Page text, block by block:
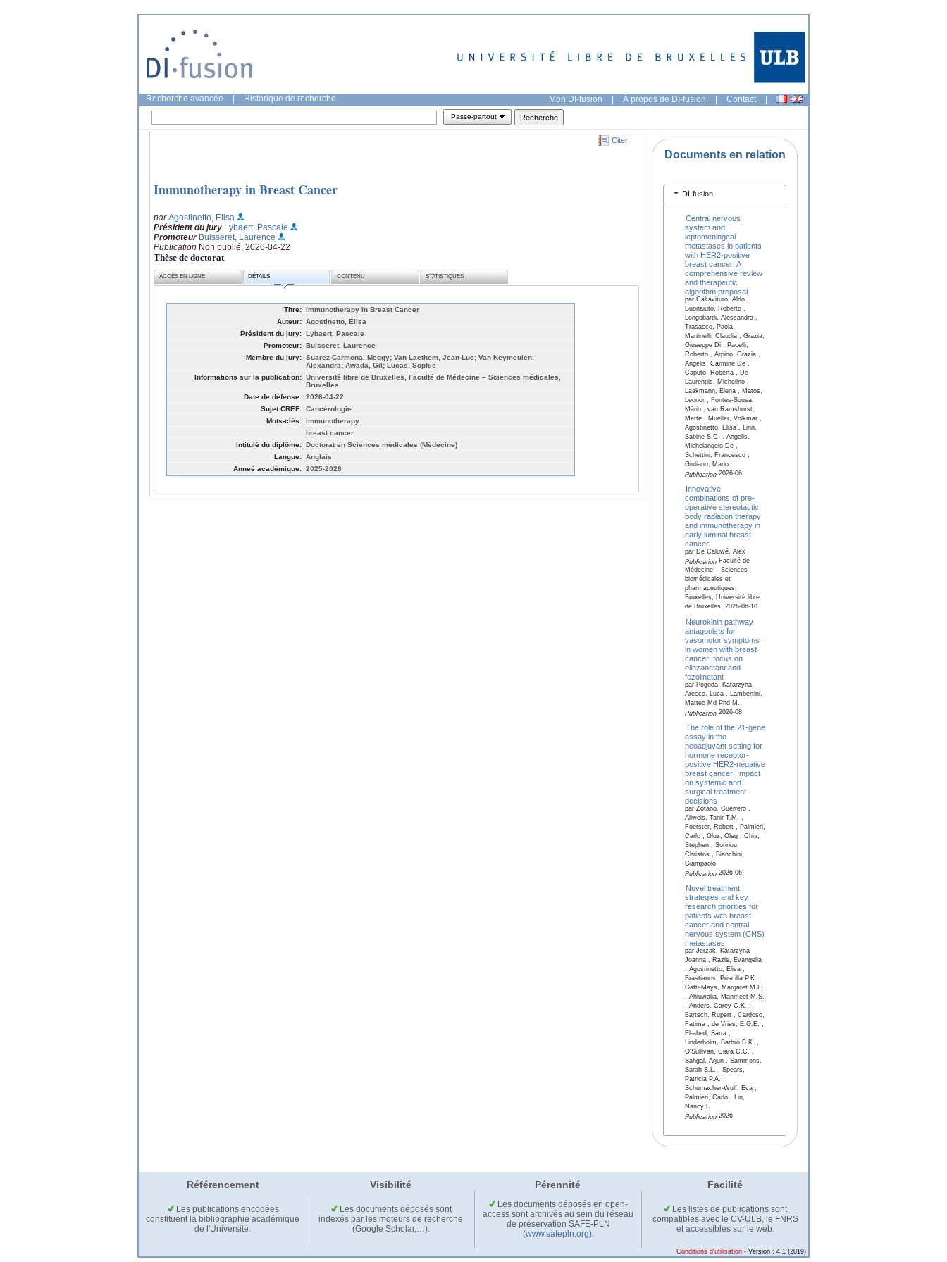
Recherche avancée Historique de recherche Mon DI-fusion | À propos de DI-fusion | Contact |
Passe-partout
Citer
Immunotherapy in Breast Cancer
parAgostinetto, Elisa
Président du jury Lybaert, Pascale
Promoteur Buisseret, Laurence
Publication Non publié, 2026-04-22
Thèse de doctorat
ACCÈS EN LIGNE DÉTAILS CONTENU STATISTIQUES
Titre: Immunotherapy in Breast Cancer
Auteur: Agostinetto, Elisa
Président du jury: Lybaert, Pascale
Promoteur: Buisseret, Laurence
Membre du jury: Suarez-Carmona, Meggy; Van Laethem, Jean-Luc; Van Keymeulen,
Alexandra; Awada, Gil; Lucas, Sophie
Informations sur la publication: Université libre de Bruxelles, Faculté de Médecine – Sciences médicales,
Bruxelles
Date de défense: 2026-04-22
Sujet CREF: Cancérologie
Mots-clés: immunotherapy
breast cancer
Intitulé du diplôme: Doctorat en Sciences médicales (Médecine)
Langue: Anglais
Anneé académique: 2025-2026
Documents en relation
DI-fusion
Central nervous
system and
leptomeningeal
metastases in patients
with HER2-positive
breast cancer: A
comprehensive review
and therapeutic
algorithm proposal
par Caltavituro, Aldo ,
Buonaiuto, Roberto ,
Longobardi, Alessandra ,
Trasacco, Paola ,
Martinelli, Claudia , Grazia,
Giuseppe Di , Pacelli,
Roberto , Arpino, Grazia ,
Angelis, Carmine De ,
Caputo, Roberta , De
Laurentiis, Michelino ,
Laakmann, Elena , Matos,
Leonor , Fontes-Sousa,
Mário , van Ramshorst,
Mette , Mueller, Volkmar ,
Agostinetto, Elisa , Linn,
Sabine S.C. , Angelis,
Michelangelo De ,
Schettini, Francesco ,
Giuliano, Mario
Publication2026-06
Innovative
combinations of pre-
operative stereotactic
body radiation therapy
and immunotherapy in
early luminal breast
cancer.
par De Caluwé, Alex
PublicationFaculté de
Médecine – Sciences
biomédicales et
pharmaceutiques,
Bruxelles, Université libre
de Bruxelles, 2026-06-10
Neurokinin pathway
antagonists for
vasomotor symptoms
in women with breast
cancer: focus on
elinzanetant and
fezolinetant
par Pogoda, Katarzyna ,
Arecco, Luca , Lambertini,
Matteo Md Phd M.
Publication2026-08
The role of the 21-gene
assay in the
neoadjuvant setting for
hormone receptor-
positive HER2-negative
breast cancer: Impact
on systemic and
surgical treatment
decisions
par Zotano, Guerrero ,
Allweis, Tanir T.M. ,
Foerster, Robert , Palmieri,
Carlo , Gluz, Oleg , Chia,
Stephen , Sotiriou,
Christos , Bianchini,
Giampaolo
Publication2026-06
Novel treatment
strategies and key
research priorities for
patients with breast
cancer and central
nervous system (CNS)
metastases
par Jerzak, Katarzyna
Joanna , Razis, Evangelia
, Agostinetto, Elisa ,
Brastianos, Priscilla P.K. ,
Gatti-Mays, Margaret M.E.
, Ahluwalia, Manmeet M.S.
, Anders, Carey C.K. ,
Bartsch, Rupert , Cardoso,
Fatima , de Vries, E.G.E. ,
El-abed, Sarra ,
Linderholm, Barbro B.K. ,
O'Sullivan, Ciara C.C. ,
Sahgal, Arjun , Sammons,
Sarah S.L. , Spears,
Patricia P.A. ,
Schumacher-Wulf, Eva ,
Palmieri, Carlo , Lin,
Nancy U
Publication2026
Référencement Visibilité Pérennité Facilité
Les publications encodées
constituent la bibliographie académique
de l'Université.
Les documents déposés sont
indexés par les moteurs de recherche
(Google Scholar,…).
Les documents déposés en open-
access sont archivés au sein du réseau
de préservation SAFE-PLN
(www.safepln.org).
Les listes de publications sont
compatibles avec le CV-ULB, le FNRS
et accessibles sur le web.
Conditions d'utilisation - Version : 4.1 (2019)